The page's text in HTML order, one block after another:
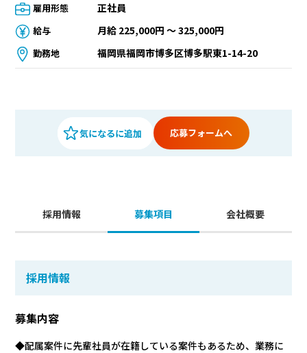
雇用形態 正社員
給与 月給 225,000円 〜 325,000円
勤務地 福岡県福岡市博多区博多駅東1-14-20
応募フォームへ
採用情報 募集項目 会社概要
採用情報
募集内容
◆配属案件に先輩社員が在籍している案件もあるため、業務に